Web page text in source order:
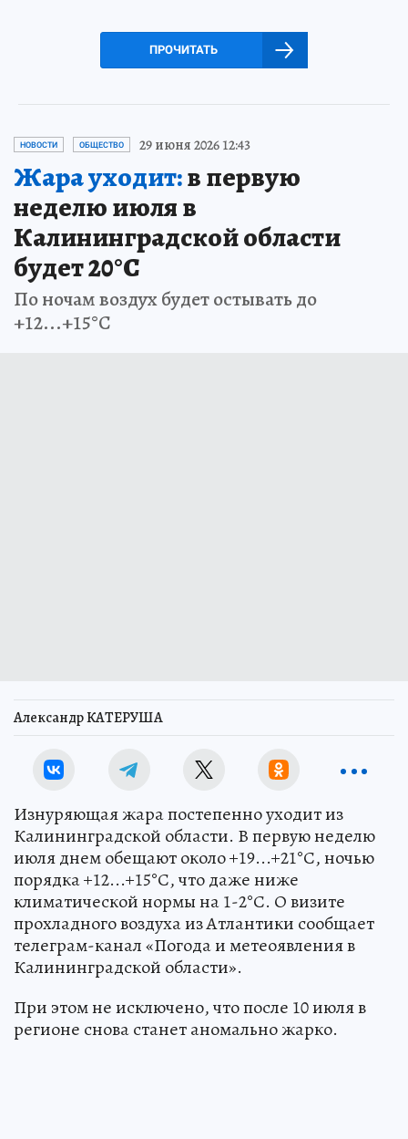
ПРОЧИТАТЬ
НОВОСТИ ОБЩЕСТВО 29 июня 2026 12:43
Жара уходит:в первую
неделю июля в
Калининградской области
будет 20°С
По ночам воздух будет остывать до
+12...+15°С
Александр КАТЕРУША
Изнуряющая жара постепенно уходит из
Калининградской области. В первую неделю
июля днем обещают около +19...+21°С, ночью
порядка +12...+15°С, что даже ниже
климатической нормы на 1-2°С. О визите
прохладного воздуха из Атлантики сообщает
телеграм-канал «Погода и метеоявления в
Калининградской области».
При этом не исключено, что после 10 июля в
регионе снова станет аномально жарко.